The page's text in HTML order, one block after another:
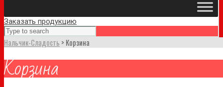
Заказать продукцию
Нальчик-Сладость > Корзина
Корзина